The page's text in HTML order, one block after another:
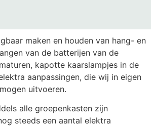
maken en houden van hang- en
van de batterijen van de
kapotte kaarslampjes in de
aanpassingen, die wij in eigen
uitvoeren.
alle groepenkasten zijn
steeds een aantal elektra